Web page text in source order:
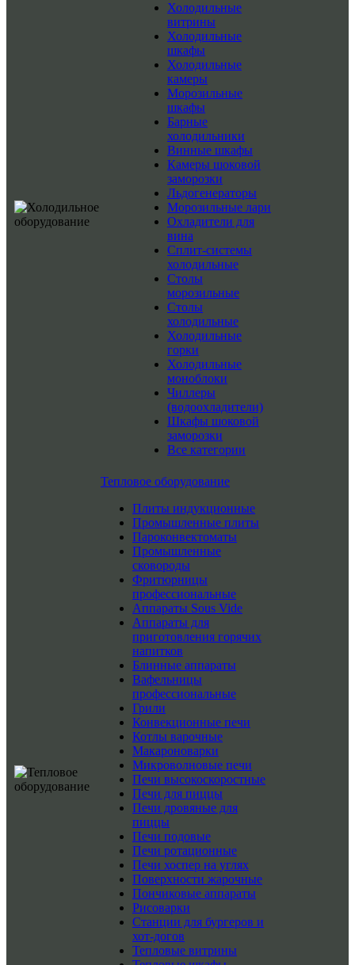
Холодильные
витрины
Холодильные
шкафы
Холодильные
камеры
Морозильные
шкафы
Барные
холодильники
Винные шкафы
Камеры шоковой
заморозки
Льдогенераторы
Морозильные лари
Охладители для
вина
Сплит-системы
холодильные
Столы
морозильные
Столы
холодильные
Холодильные
горки
Холодильные
моноблоки
Чиллеры
(водоохладители)
Шкафы шоковой
заморозки
Все категории
Тепловое оборудование
Плиты индукционные
Промышленные плиты
Пароконвектоматы
Промышленные
сковороды
Фритюрницы
профессиональные
Аппараты Sous Vide
Аппараты для
приготовления горячих
напитков
Блинные аппараты
Вафельницы
профессиональные
Грили
Конвекционные печи
Котлы варочные
Макароноварки
Микроволновые печи
Печи высокоскоростные
Печи для пиццы
Печи дровяные для
пиццы
Печи подовые
Печи ротационные
Печи хоспер на углях
Поверхности жарочные
Пончиковые аппараты
Рисоварки
Станции для бургеров и
хот-догов
Тепловые витрины